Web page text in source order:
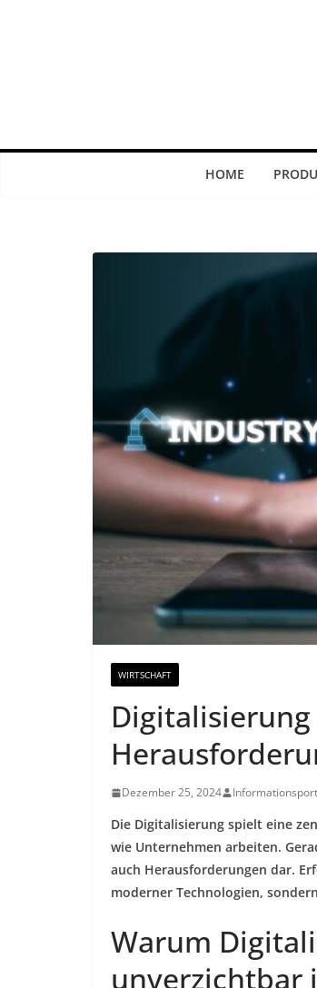
HOME
WIRTSCHAFT
Dezember 25, 2024
Die Digitalisierung spielt eine
wie Unternehmen arbeiten.
auch Herausforderungen dar.
moderner Technologien,
Warum
unverzichtbar